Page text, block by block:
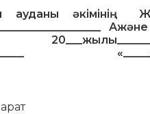
ауданы әкімінің
А
20___жылы
және
«